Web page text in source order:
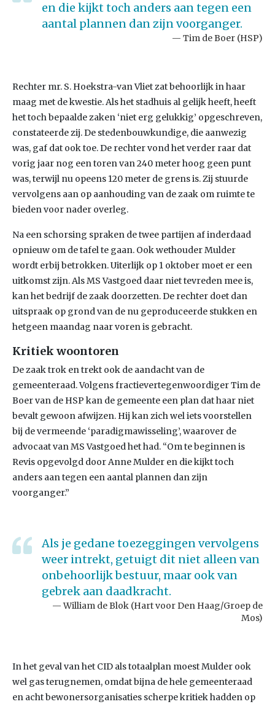
en die kijkt toch anders aan tegen een
aantal plannen dan zijn voorganger.
Tim de Boer (HSP)
Rechter mr. S. Hoekstra-van Vliet zat behoorlijk in haar
maag met de kwestie. Als het stadhuis al gelijk heeft, heeft
het toch bepaalde zaken ‘niet erg gelukkig’ opgeschreven,
constateerde zij. De stedenbouwkundige, die aanwezig
was, gaf dat ook toe. De rechter vond het verder raar dat
vorig jaar nog een toren van 240 meter hoog geen punt
was, terwijl nu opeens 120 meter de grens is. Zij stuurde
vervolgens aan op aanhouding van de zaak om ruimte te
bieden voor nader overleg.
Na een schorsing spraken de twee partijen af inderdaad
opnieuw om de tafel te gaan. Ook wethouder Mulder
wordt erbij betrokken. Uiterlijk op 1 oktober moet er een
uitkomst zijn. Als MS Vastgoed daar niet tevreden mee is,
kan het bedrijf de zaak doorzetten. De rechter doet dan
uitspraak op grond van de nu geproduceerde stukken en
hetgeen maandag naar voren is gebracht.
Kritiek woontoren
De zaak trok en trekt ook de aandacht van de
gemeenteraad. Volgens fractievertegenwoordiger Tim de
Boer van de HSP kan de gemeente een plan dat haar niet
bevalt gewoon afwijzen. Hij kan zich wel iets voorstellen
bij de vermeende ‘paradigmawisseling’, waarover de
advocaat van MS Vastgoed het had. “Om te beginnen is
Revis opgevolgd door Anne Mulder en die kijkt toch
anders aan tegen een aantal plannen dan zijn
voorganger.”
Als je gedane toezeggingen vervolgens
weer intrekt, getuigt dit niet alleen van
onbehoorlijk bestuur, maar ook van
gebrek aan daadkracht.
William de Blok (Hart voor Den Haag/Groep de
Mos)
In het geval van het CID als totaalplan moest Mulder ook
wel gas terugnemen, omdat bijna de hele gemeenteraad
en acht bewonersorganisaties scherpe kritiek hadden op